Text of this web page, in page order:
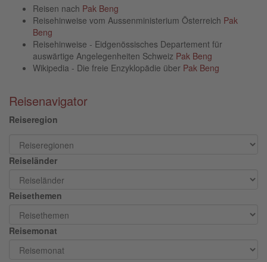
Reisen nach Pak Beng
Reisehinweise vom Aussenministerium Österreich Pak
Beng
Reisehinweise - Eidgenössisches Departement für
auswärtige Angelegenheiten Schweiz Pak Beng
Wikipedia - Die freie Enzyklopädie über Pak Beng
Reisenavigator
Reiseregion
Reiseländer
Reisethemen
Reisemonat